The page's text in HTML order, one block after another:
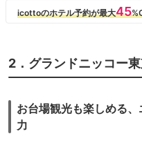
2．グランドニッコー
お台場観光も楽しめる
力